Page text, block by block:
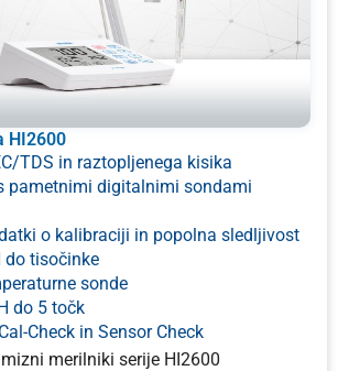
HI2600
TDS in raztopljenega kisika
pametnimi digitalnimi sondami
o kalibraciji in popolna sledljivost
do tisočinke
sonde
do 5 točk
Check in Sensor Check
merilniki serije HI2600